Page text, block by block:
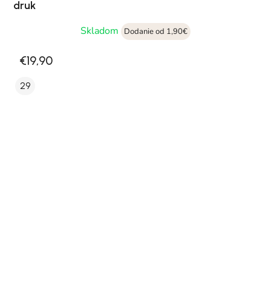
druk
Skladom
Dodanie od 1,90€
€19,90
29